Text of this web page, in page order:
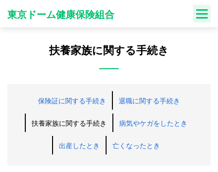
東京ドーム健康保険組合
扶養家族に関する手続き
保険証に関する手続き 退職に関する手続き
扶養家族に関する手続き 病気やケガをしたとき
出産したとき 亡くなったとき